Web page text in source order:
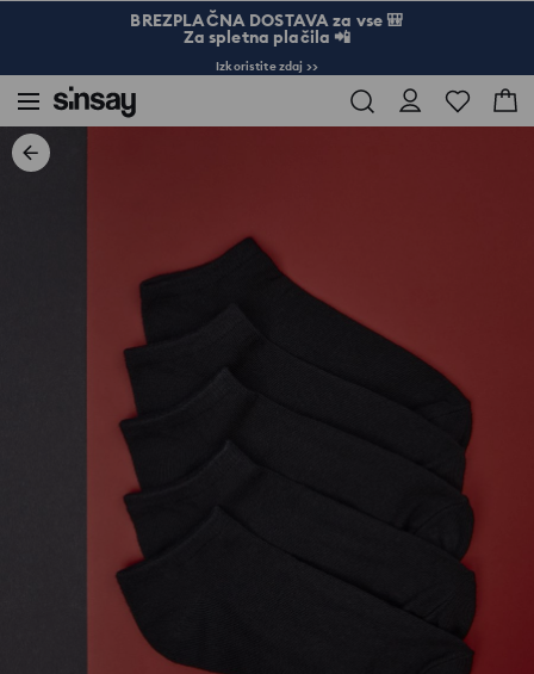
BREZPLAČNA DOSTAVA za vse 🎒
Za spletna plačila 📲
Izkoristite zdaj >>